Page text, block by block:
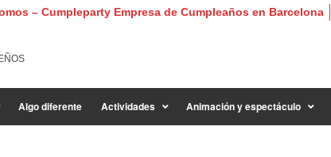
– Cumpleparty Empresa de Cumpleaños en Barcelona
Algo diferente Actividades Animación y espectáculo